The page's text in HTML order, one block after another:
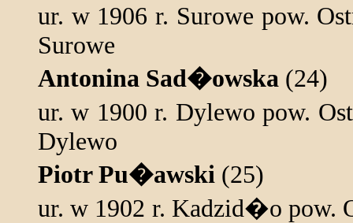
ur. w 1906 r. Surowe pow.
Surowe
Antonina Sad�owska (24)
ur. w 1900 r. Dylewo pow.
Dylewo
Piotr Pu�awski (25)
ur. w 1902 r. Kadzid�o